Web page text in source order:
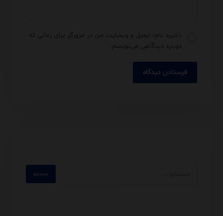
ذخیره نام، ایمیل و وبسایت من در مرورگر برای زمانی که
دوباره دیدگاهی می‌نویسم.